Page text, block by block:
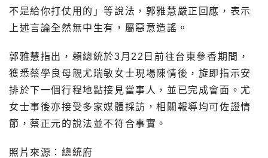
不是給你打仗用的」等說法，郭雅慧嚴正回應，表示
上述言論全然無中生有，屬惡意造謠。
郭雅慧指出，賴總統於3月22日前往台東參香期間，
獲悉蔡學良母親尤瑞敏女士現場陳情後，旋即指示安
排於下一個行程地點接見當事人，並已完成會面。尤
女士事後亦接受多家媒體採訪，相關報導均可佐證情
節，蔡正元的說法並不符合事實。
照片來源：總統府